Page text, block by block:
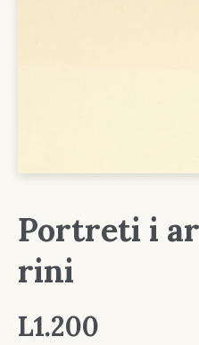
Portreti i
rini
L1.200